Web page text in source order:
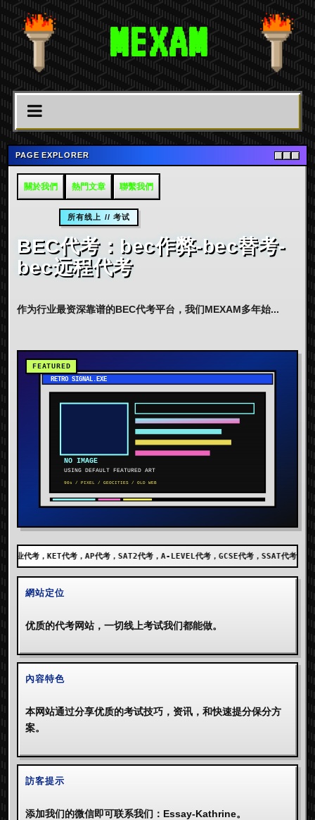
MEXAM
PAGE EXPLORER
關於我們 熱門文章 聯繫我們
所有线上 // 考试
BEC代考：bec作弊-bec替考-
bec远程代考
作为行业最资深靠谱的BEC代考平台，我们MEXAM多年始...
，AP代考，SAT2代考，A-LEVEL代考，GCSE代考，SSAT代考，出国留学代考
網站定位
优质的代考网站，一切线上考试我们都能做。
內容特色
本网站通过分享优质的考试技巧，资讯，和快速提分保分方
案。
訪客提示
添加我们的微信即可联系我们：Essay-Kathrine。